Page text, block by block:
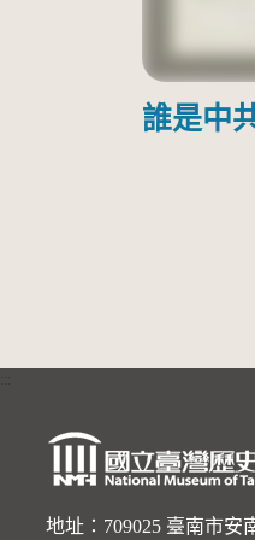
誰是中
地址：709025 臺南市安